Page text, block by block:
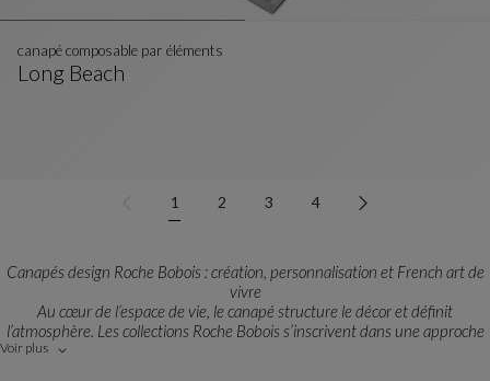
Long Beach
canapé composable par éléments
1 2 3 4
Canapés design Roche Bobois : création, personnalisation et French art de
vivre
Au cœur de l’espace de vie, le canapé structure le décor et définit
l’atmosphère. Les collections Roche Bobois s’inscrivent dans une approche
du design à vivre, entre créativité, audace et élégance contemporaine.
Voir plus